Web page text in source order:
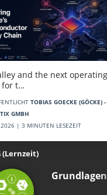
and the next operating
for t…
TOBIAS GOECKE (GÖCKE) -
GMBH
2026 | 3 MINUTEN LESEZEIT
(Lernzeit)
Grundlagen